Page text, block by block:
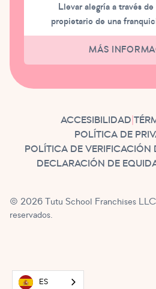
Llevar alegría a través de
propietario de una
MÁS
ACCESIBILIDAD |
POLÍTICA DE
POLÍTICA DE VERIFICACIÓN
DECLARACIÓN DE
© 2026 Tutu School Franchises
reservados.
ES